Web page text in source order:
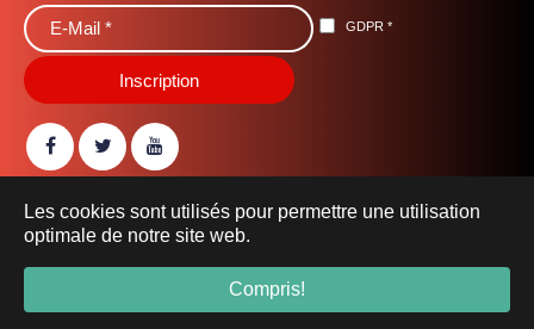
Les cookies sont utilisés pour permettre une utilisation
optimale de notre site web.
Compris!
GDPR *
© 2021 Ministère des Affaires Etrangères, de la Coopération et
des Burkinabè de l’Extérieur -
Mentions Légales